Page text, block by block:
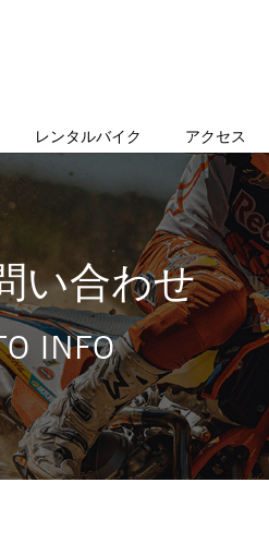
レンタルバイク アクセス
い合わせ
INFO